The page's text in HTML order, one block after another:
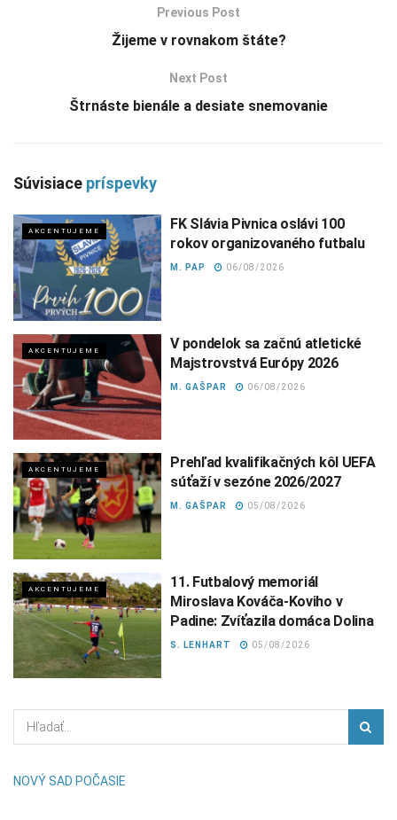
Previous Post
Žijeme v rovnakom štáte?
Next Post
Štrnáste bienále a desiate snemovanie
Súvisiace príspevky
AKCENTUJEME
FK Slávia Pivnica oslávi 100
rokov organizovaného futbalu
M. PAP 06/08/2026
AKCENTUJEME
V pondelok sa začnú atletické
Majstrovstvá Európy 2026
M. GAŠPAR 06/08/2026
AKCENTUJEME
Prehľad kvalifikačných kôl UEFA
súťaží v sezóne 2026/2027
M. GAŠPAR 05/08/2026
AKCENTUJEME
11. Futbalový memoriál
Miroslava Kováča-Koviho v
Padine: Zvíťazila domáca Dolina
S. LENHART 05/08/2026
NOVÝ SAD POČASIE